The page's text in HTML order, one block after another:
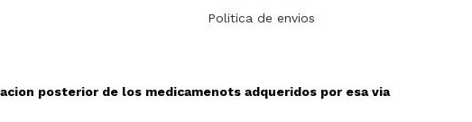
Politica de envios
posterior de los medicamenots adqueridos por esa via